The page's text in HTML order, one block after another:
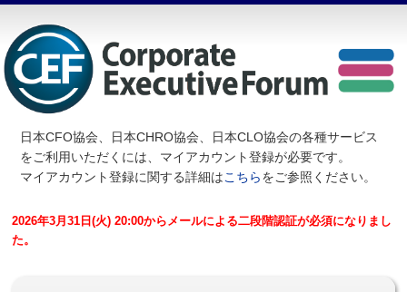
日本CFO協会、日本CHRO協会、日本CLO協会の各種サービス
をご利用いただくには、マイアカウント登録が必要です。
マイアカウント登録に関する詳細はこちらをご参照ください。
2026年3月31日(火) 20:00からメールによる二段階認証が必須になりまし
た。